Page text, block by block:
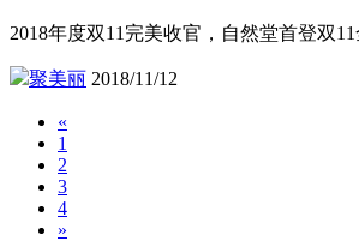
2018年度双11完美收官，自然堂首登双
聚美丽 2018/11/12
«
1
2
3
4
»